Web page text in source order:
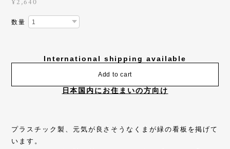
¥2,640
数量
International shipping available
Add to cart
日本国内にお住まいの方向け
プラスチック製、元気が良さそうなくまが緑の看板を掲げて
います。